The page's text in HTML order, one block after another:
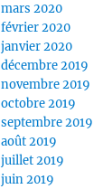
mars 2020
février 2020
janvier 2020
décembre 2019
novembre 2019
octobre 2019
septembre 2019
août 2019
juillet 2019
juin 2019